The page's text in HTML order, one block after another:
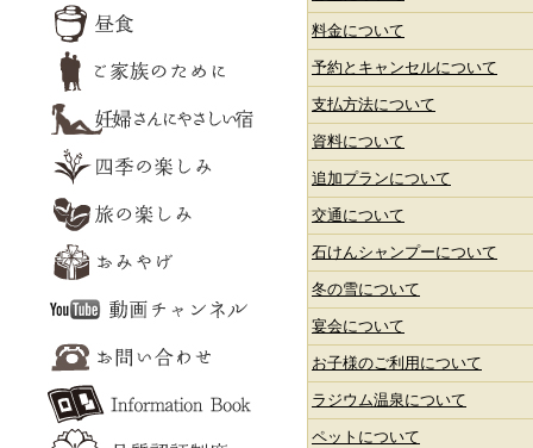
料金について
予約とキャンセルについて
支払方法について
資料について
追加プランについて
交通について
石けんシャンプーについて
冬の雪について
宴会について
お子様のご利用について
ラジウム温泉について
ペットについて